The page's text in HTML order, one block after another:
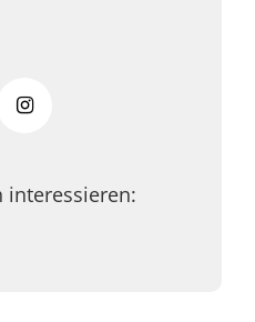
interessieren: